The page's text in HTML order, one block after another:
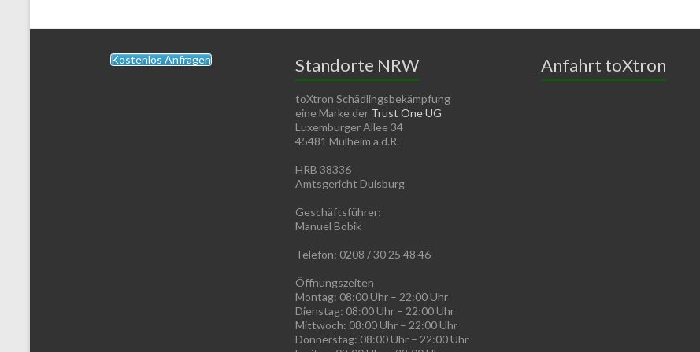
Kostenlos Anfragen Standorte NRW
toXtron Schädlingsbekämpfung
eine Marke der Trust One UG
Luxemburger Allee 34
45481 Mülheim a.d.R.
HRB 38336
Amtsgericht Duisburg
Geschäftsführer:
Manuel Bobik
Telefon: 0208 / 30 25 48 46
Öffnungszeiten
Montag: 08:00 Uhr – 22:00 Uhr
Dienstag: 08:00 Uhr – 22:00 Uhr
Mittwoch: 08:00 Uhr – 22:00 Uhr
Donnerstag: 08:00 Uhr – 22:00 Uhr
Anfahrt toXtron